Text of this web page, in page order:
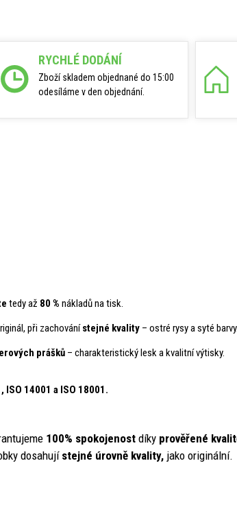
RYCHLÉ DODÁNÍ
Zboží skladem objednané do 15:00
odesíláme v den objednání.
tedy až 80 % nákladů na tisk.
při zachovánístejné kvality – ostré rysy a syté barvy.
prášků – charakteristický lesk a kvalitní výtisky.
ISO 14001 a ISO 18001.
100% spokojenost díky prověřené
dosahují stejné úrovně kvality, jako originální.